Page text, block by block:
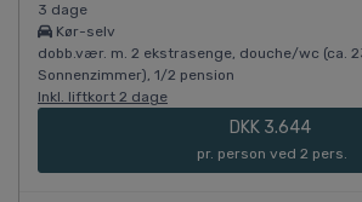
3 dage
Kør-selv
dobb.vær. m. 2 ekstrasenge, douche/wc (ca.
Sonnenzimmer), 1/2 pension
Inkl. liftkort 2 dage
DKK 3.644
pr. person ved 2 pers.